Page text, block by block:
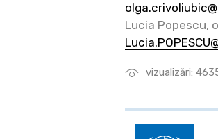
vizualizări:
Lucia Popescu,